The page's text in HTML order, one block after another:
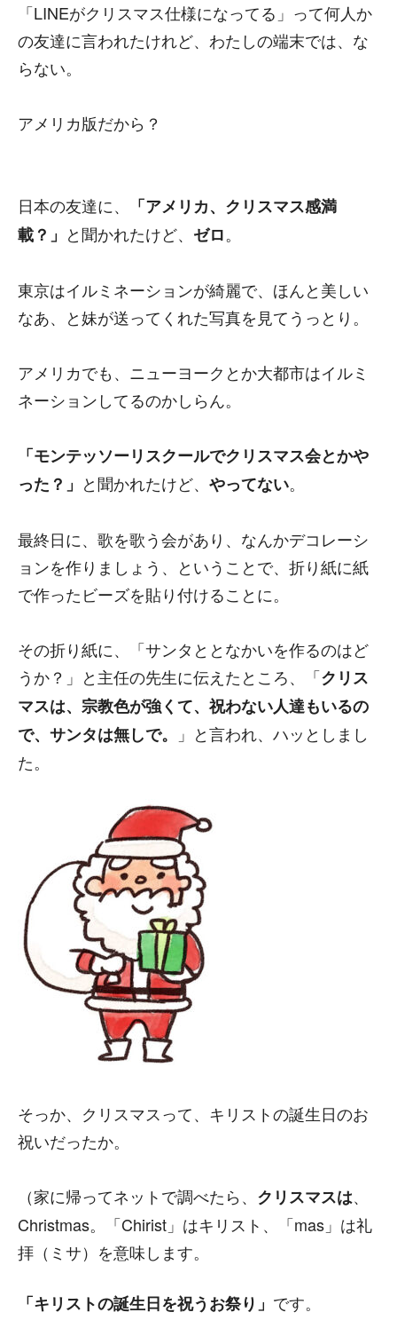
「LINEがクリスマス仕様になってる」って何人か
の友達に言われたけれど、わたしの端末では、な
らない。
アメリカ版だから？
日本の友達に、
「アメリカ、クリスマス感満
載？」 と聞かれたけど、 ゼロ。
東京はイルミネーションが綺麗で、ほんと美しい
なあ、と妹が送ってくれた写真を見てうっとり。
アメリカでも、ニューヨークとか大都市はイルミ
ネーションしてるのかしらん。
「モンテッソーリスクールでクリスマス会とかや
った？」 と聞かれたけど、 やってない。
最終日に、歌を歌う会があり、なんかデコレーシ
ョンを作りましょう、ということで、折り紙に紙
で作ったビーズを貼り付けることに。
その折り紙に、「サンタととなかいを作るのはど
うか？」と主任の先生に伝えたところ、「クリス
マスは、宗教色が強くて、祝わない人達もいるの
で、サンタは無しで。
」と言われ、ハッとしまし
た。
そっか、クリスマスって、キリストの誕生日のお
祝いだったか。
（家に帰ってネットで調べたら、 クリスマスは、
Christmas。「Chirist」はキリスト、「mas」は礼
拝（ミサ）を意味します。
「キリストの誕生日を祝うお祭り」 です。